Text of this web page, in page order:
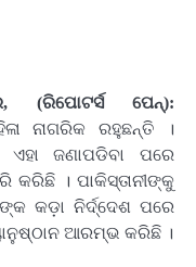
(ରିପୋଟର୍ସ ପେନ୍‌):
ନାଗରିକ ରହୁଛନ୍ତି ।
ଜଣାପଡିବା ପରେ
। ପାକିସ୍ତାନୀଙ୍କୁ
କଡ଼ା ନିର୍ଦ୍ଦେଶ ପରେ
ଆରମ୍ଭ କରିଛି ।